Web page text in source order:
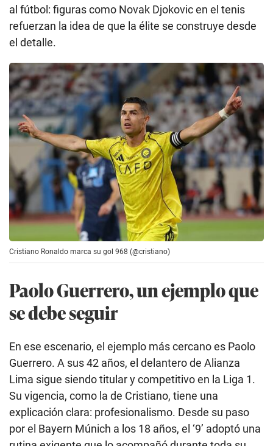
al fútbol: figuras como Novak Djokovic en el tenis
refuerzan la idea de que la élite se construye desde
el detalle.
Cristiano Ronaldo marca su gol 968 (@cristiano)
Paolo Guerrero, un ejemplo que
se debe seguir
En ese escenario, el ejemplo más cercano es Paolo
Guerrero. A sus 42 años, el delantero de Alianza
Lima sigue siendo titular y competitivo en la Liga 1.
Su vigencia, como la de Cristiano, tiene una
explicación clara: profesionalismo. Desde su paso
por el Bayern Múnich a los 18 años, el ‘9’ adoptó una